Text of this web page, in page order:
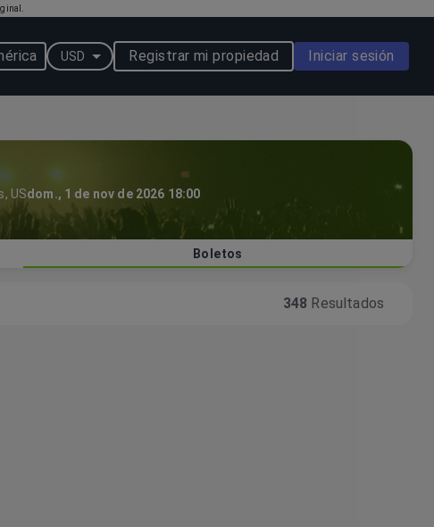
USD Registrar mi propiedad Iniciar sesión
, USdom., 1 de nov de 2026 18:00
Boletos
348 Resultados